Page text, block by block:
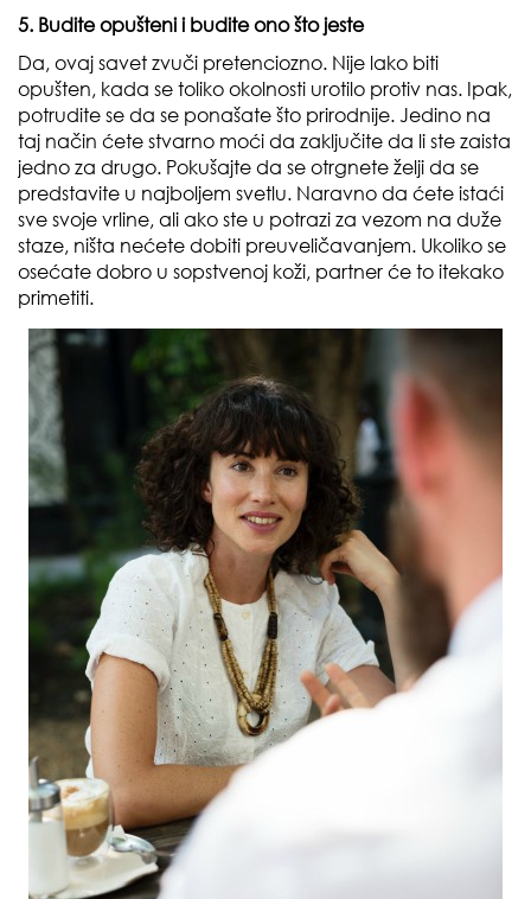
5. Budite opušteni i budite ono što jeste
Da, ovaj savet zvuči pretenciozno. Nije lako biti
opušten, kada se toliko okolnosti urotilo protiv nas. Ipak,
potrudite se da se ponašate što prirodnije. Jedino na
taj način ćete stvarno moći da zaključite da li ste zaista
jedno za drugo. Pokušajte da se otrgnete želji da se
predstavite u najboljem svetlu. Naravno da ćete istaći
sve svoje vrline, ali ako ste u potrazi za vezom na duže
staze, ništa nećete dobiti preuveličavanjem. Ukoliko se
osećate dobro u sopstvenoj koži, partner će to itekako
primetiti.